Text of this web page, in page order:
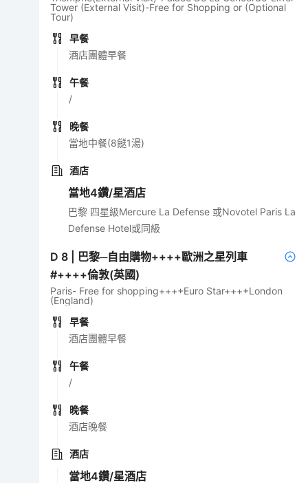
Tower (External Visit)-Free for Shopping or (Optional
Tour)
早餐
酒店團體早餐
午餐
/
晚餐
當地中餐(8餸1湯)
酒店
當地4鑽/星酒店
巴黎 四星級Mercure La Defense 或Novotel Paris La
Defense Hotel或同級
D 8
巴黎─自由購物++++歐洲之星列車
#++++倫敦(英國)
Paris- Free for shopping++++Euro Star++++London
(England)
早餐
酒店團體早餐
午餐
/
晚餐
酒店晚餐
酒店
當地4鑽/星酒店